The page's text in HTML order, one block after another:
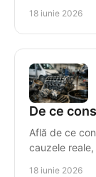
18 iunie 2026
De ce
Află de ce
cauzele
18 iunie 2026